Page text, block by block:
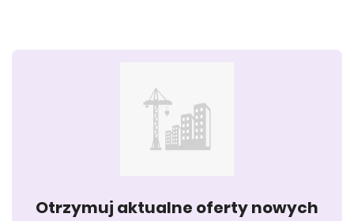
Otrzymuj aktualne oferty nowych